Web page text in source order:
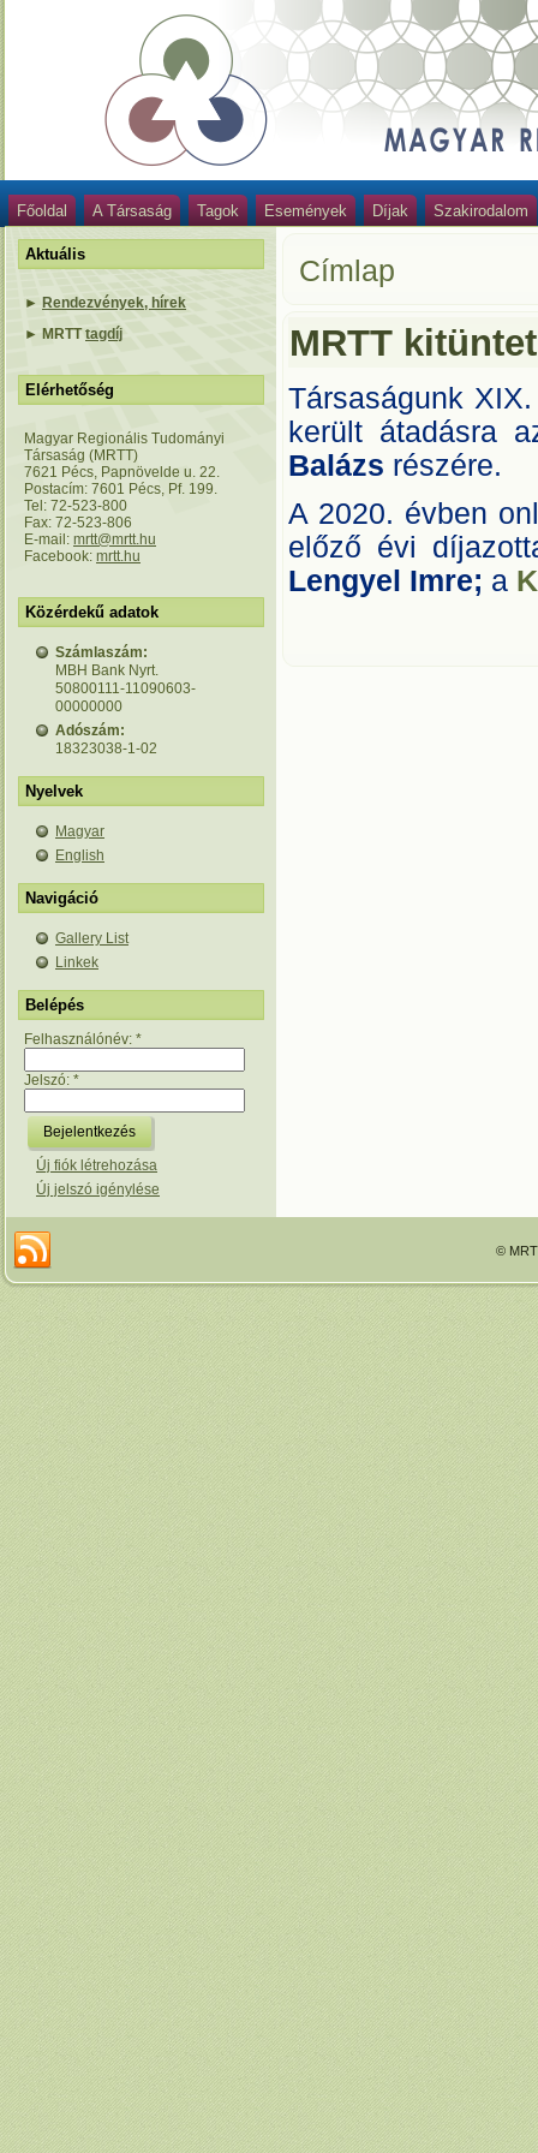
Főoldal A Társaság Tagok Események Díjak Szakirodalom
Aktuális
► Rendezvények, hírek
► MRTTtagdíj
Elérhetőség
Magyar Regionális Tudományi
Társaság (MRTT)
7621 Pécs, Papnövelde u. 22.
Postacím: 7601 Pécs, Pf. 199.
Tel: 72-523-800
Fax: 72-523-806
E-mail: mrtt@mrtt.hu
Facebook: mrtt.hu
Közérdekű adatok
Számlaszám:
MBH Bank Nyrt.
50800111-11090603-
00000000
Adószám:
18323038-1-02
Nyelvek
Magyar
English
Navigáció
Gallery List
Linkek
Belépés
Felhasználónév: *
Jelszó: *
Új fiók létrehozása
Új jelszó igénylése
Címlap
MRTT
Társaságunk
került átadásra
Balázs részére.
A 2020. évben
előző évi
Lengyel Imre; a
©